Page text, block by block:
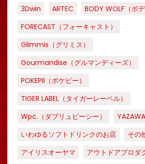
3Dwin ARTEC
BODY WOLF（ボデ
FORECAST（フォーキャスト）
Glimmis（グリミス）
Gourmandise（グルマンディーズ）
POKEPII（ポケピー）
TIGER LABEL（タイガーレーベル）
Wpc.（ダブリュピーシー）
YAZAWA
いわゆるソフトドリンクのお店
その
アイリスオーヤマ
アウトドアプロダ